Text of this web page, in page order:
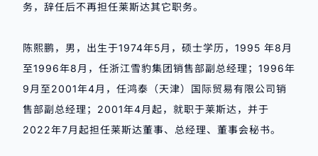
务，辞任后不再担任莱斯达其它职务。
陈熙鹏，男，出生于1974年5月，硕士学历，1995 年8月
至1996年8月，任浙江雪豹集团销售部副总经理；1996年
9月至2001年4月，任鸿泰（天津）国际贸易有限公司销
售部副总经理；2001年4月起，就职于莱斯达，并于
2022年7月起担任莱斯达董事、总经理、董事会秘书。